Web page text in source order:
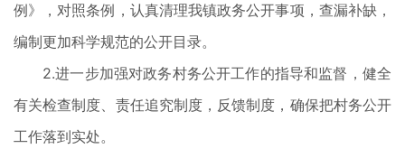
例》，对照条例，认真清理我镇政务公开事项，查漏补缺，
编制更加科学规范的公开目录。
2.进一步加强对政务村务公开工作的指导和监督，健全
有关检查制度、责任追究制度，反馈制度，确保把村务公开
工作落到实处。